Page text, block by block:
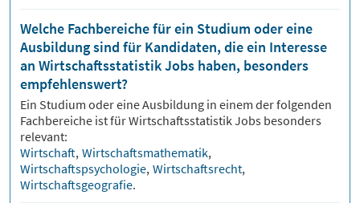
Welche Fachbereiche für ein Studium oder eine
Ausbildung sind für Kandidaten, die ein Interesse
an Wirtschaftsstatistik Jobs haben, besonders
empfehlenswert?
Ein Studium oder eine Ausbildung in einem der folgenden
Fachbereiche ist fürWirtschaftsstatistikJobs besonders
relevant:
Wirtschaft, Wirtschaftsmathematik,
Wirtschaftspsychologie, Wirtschaftsrecht,
Wirtschaftsgeografie.